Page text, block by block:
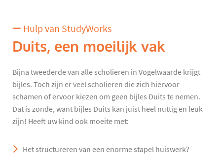
Hulp van StudyWorks
Duits, een moeilijk vak
Bijna tweederde van alle scholieren in Vogelwaarde krijgt
bijles. Toch zijn er veel scholieren die zich hiervoor
schamen of ervoor kiezen om geen bijles Duits te nemen.
Dat is zonde, want bijles Duits kan juist heel nuttig en leuk
zijn! Heeft uw kind ook moeite met:
Het structureren van een enorme stapel huiswerk?